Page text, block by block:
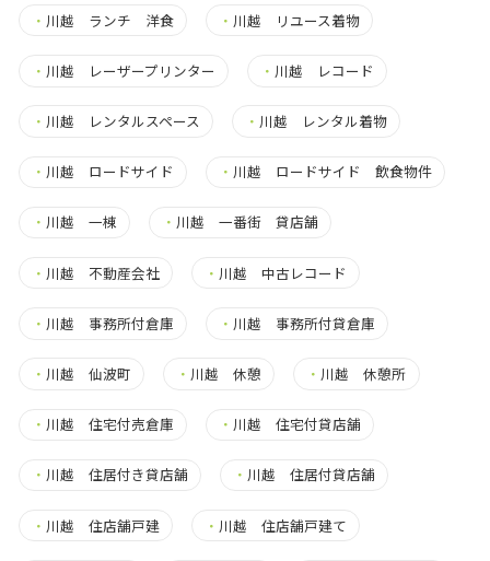
・ 川越 ランチ 洋食 ・ 川越 リユース着物
・ 川越 レーザープリンター ・ 川越 レコード
・ 川越 レンタルスペース ・ 川越 レンタル着物
・ 川越 ロードサイド ・ 川越 ロードサイド 飲食物件
・ 川越 一棟 ・ 川越 一番街 貸店舗
・ 川越 不動産会社 ・ 川越 中古レコード
・ 川越 事務所付倉庫 ・ 川越 事務所付貸倉庫
・ 川越 仙波町 ・ 川越 休憩 ・ 川越 休憩所
・ 川越 住宅付売倉庫 ・ 川越 住宅付貸店舗
・ 川越 住居付き貸店舗 ・ 川越 住居付貸店舗
・ 川越 住店舗戸建 ・ 川越 住店舗戸建て